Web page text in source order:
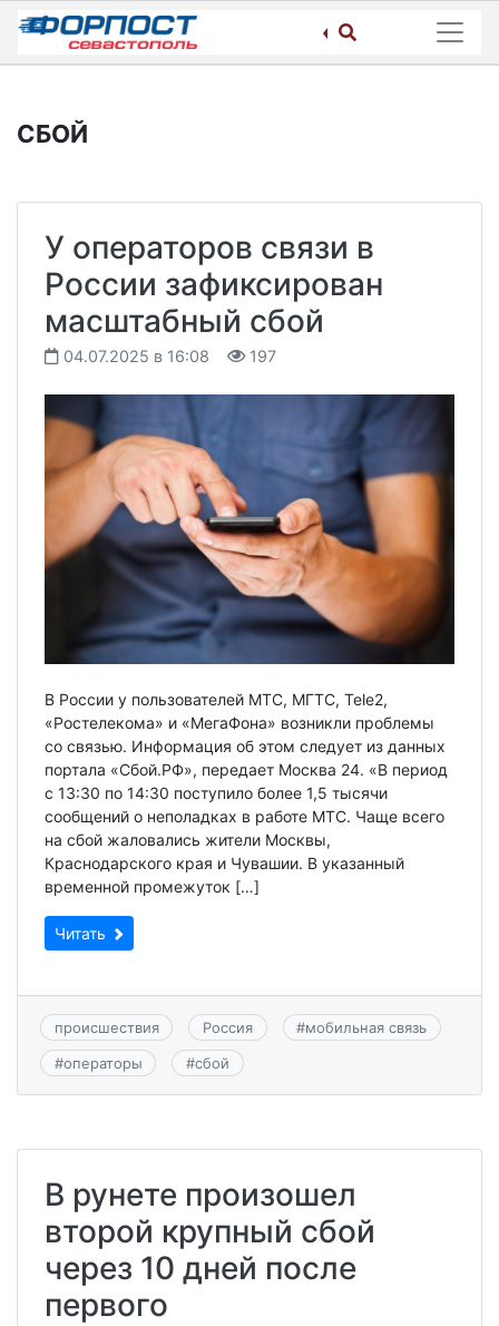
Skip
content
СБОЙ
У операторов связи в
России зафиксирован
масштабный сбой
04.07.2025 в 16:08 197
В России у пользователей МТС, МГТС, Tele2,
«Ростелекома» и «МегаФона» возникли проблемы
со связью. Информация об этом следует из данных
портала «Сбой.РФ», передает Москва 24. «В период
с 13:30 по 14:30 поступило более 1,5 тысячи
сообщений о неполадках в работе МТС. Чаще всего
на сбой жаловались жители Москвы,
Краснодарского края и Чувашии. В указанный
временной промежуток […]
Читать
происшествия Россия #мобильная связь
#операторы #сбой
В рунете произошел
второй крупный сбой
через 10 дней после
первого